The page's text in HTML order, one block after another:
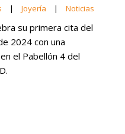
| Joyería | Noticias
su primera cita del
2024 con una
el Pabellón 4 del